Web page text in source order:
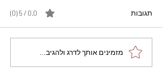
מתכון מנצח עוגת מייפל
שוקולד בחושה וקלה - זיוה
תגובות 0.0 / 5 ‏(0)
מזמינים אותך לדרג ולהגיב...